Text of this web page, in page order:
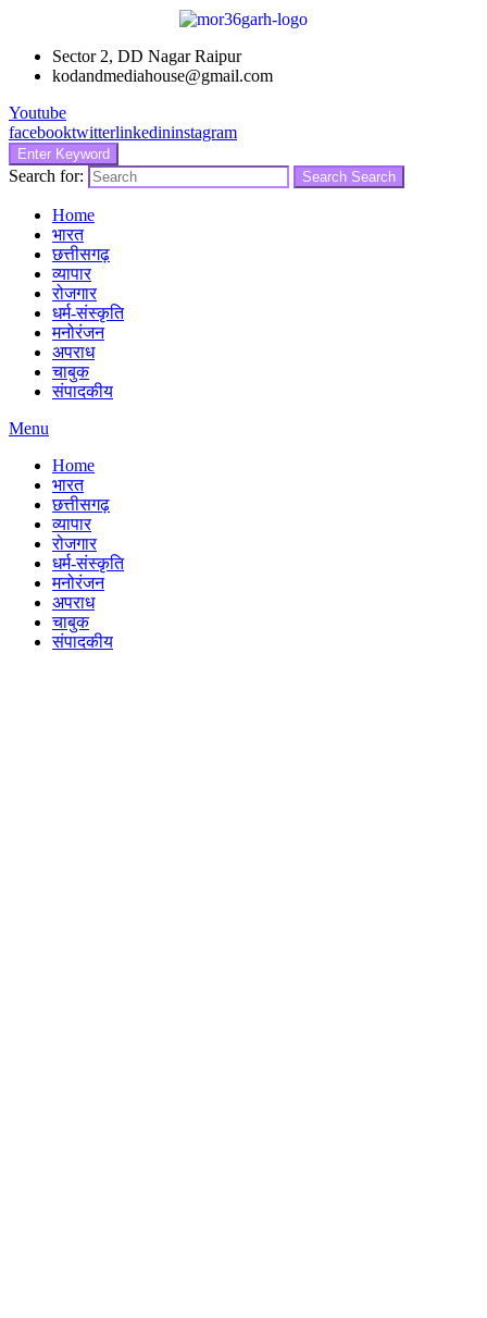
Sector 2, DD Nagar Raipur
kodandmediahouse@gmail.com
Youtube
facebooktwitterlinkedininstagram
Enter Keyword
Search for: Search Search
Home
भारत
छत्तीसगढ़
व्यापार
रोजगार
धर्म-संस्कृति
मनोरंजन
अपराध
चाबुक
संपादकीय
Menu
Home
भारत
छत्तीसगढ़
व्यापार
रोजगार
धर्म-संस्कृति
मनोरंजन
अपराध
चाबुक
संपादकीय